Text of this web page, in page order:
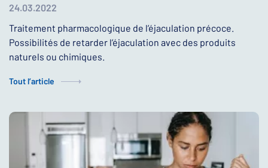
24.03.2022
Traitement pharmacologique de l’éjaculation précoce.
Possibilités de retarder l’éjaculation avec des produits
naturels ou chimiques.
Tout l’article